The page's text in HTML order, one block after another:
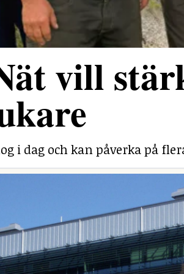
vill
i dag och kan påverka på